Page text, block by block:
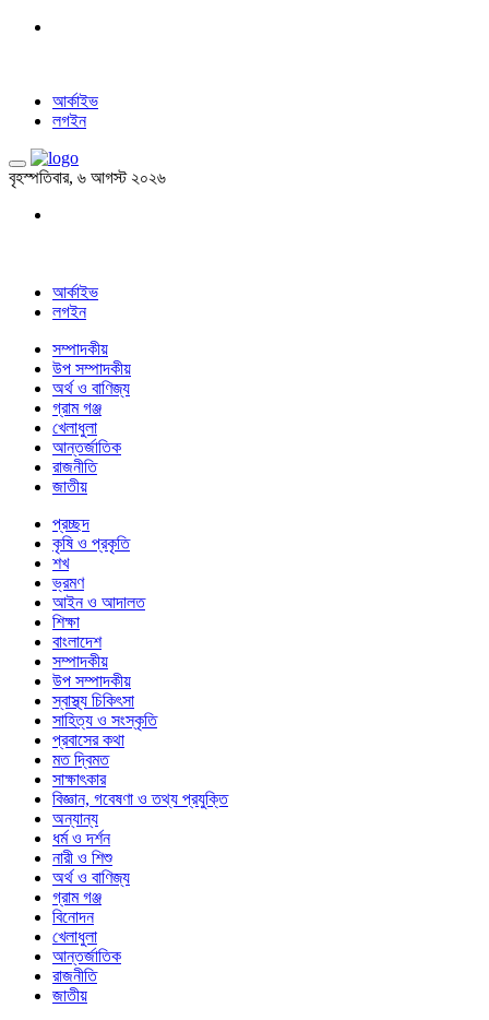
আর্কাইভ
লগইন
বৃহস্পতিবার, ৬ আগস্ট ২০২৬
আর্কাইভ
লগইন
সম্পাদকীয়
উপ সম্পাদকীয়
অর্থ ও বাণিজ্য
গ্রাম গঞ্জ
খেলাধুলা
আন্তর্জাতিক
রাজনীতি
জাতীয়
প্রচ্ছদ
কৃষি ও প্রকৃতি
শখ
ভ্রমণ
আইন ও আদালত
শিক্ষা
বাংলাদেশ
সম্পাদকীয়
উপ সম্পাদকীয়
স্বাস্থ্য চিকিৎসা
সাহিত্য ও সংস্কৃতি
প্রবাসের কথা
মত দ্বিমত
সাক্ষাৎকার
বিজ্ঞান, গবেষণা ও তথ্য প্রযুক্তি
অন্যান্য
ধর্ম ও দর্শন
নারী ও শিশু
অর্থ ও বাণিজ্য
গ্রাম গঞ্জ
বিনোদন
খেলাধুলা
আন্তর্জাতিক
রাজনীতি
জাতীয়